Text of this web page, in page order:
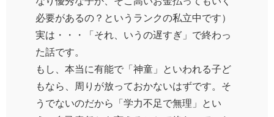
必要があるの？というランクの私立中です）
実は・・・「それ、いうの遅すぎ」で終わっ
た話です。
もし、本当に有能で「神童」といわれる子ど
もなら、周りが放っておかないはずです。そ
うでないのだから「学力不足で無理」とい